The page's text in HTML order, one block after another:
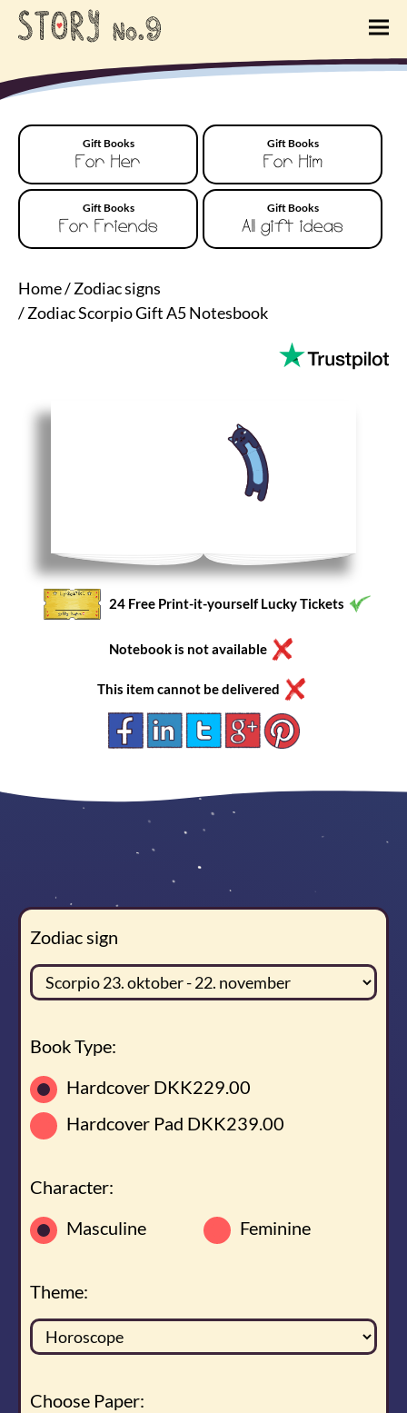
Gift Books
For Her
Gift Books
For Him
Gift Books
For Friends
Gift Books
All gift ideas
Home/Zodiac signs
/Zodiac Scorpio Gift A5 Notesbook
24 Free Print-it-yourself Lucky Tickets
Notebook is not available
This item cannot be delivered
Zodiac sign
Book Type:
Hardcover DKK229.00
Hardcover Pad DKK239.00
Character:
Masculine
Feminine
Theme:
Choose Paper: